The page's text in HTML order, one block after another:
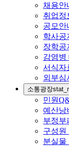
채용안
취업정
공모안
학사공
장학공
감염병
서식자
외부심
소통광장
민원
예산낭
부정부
구성원
분실물